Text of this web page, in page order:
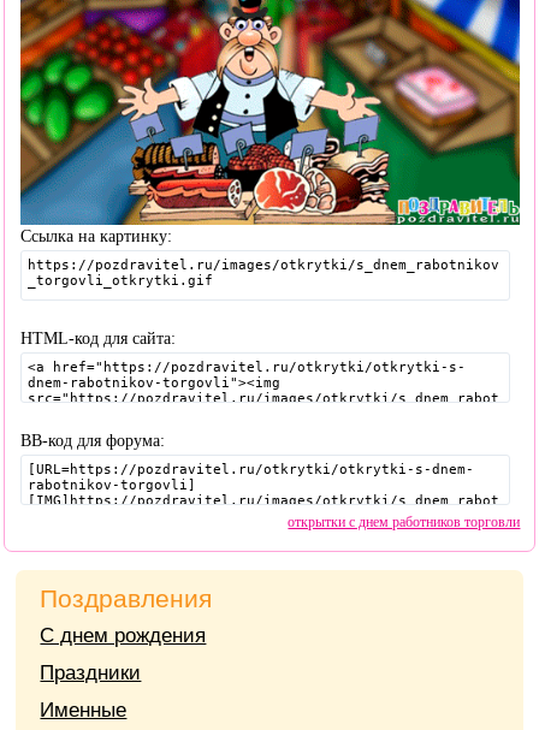
Ссылка на картинку:
HTML-код для сайта:
BB-код для форума:
открытки с днем работников торговли
Поздравления
С днем рождения
Праздники
Именные